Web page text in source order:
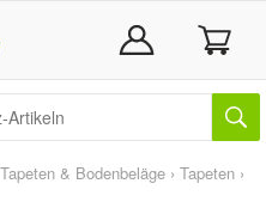
& Bodenbeläge › Tapeten ›